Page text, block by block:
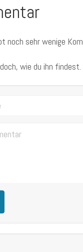
noch sehr wenige
wie du ihn findest.